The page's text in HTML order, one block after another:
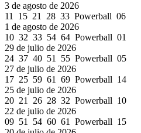
3 de agosto de 2026
11 15 21 28 33 Powerball 06
1 de agosto de 2026
10 32 33 54 64 Powerball 01
29 de julio de 2026
24 37 40 51 55 Powerball 05
27 de julio de 2026
17 25 59 61 69 Powerball 14
25 de julio de 2026
20 21 26 28 32 Powerball 10
22 de julio de 2026
09 51 54 60 61 Powerball 15